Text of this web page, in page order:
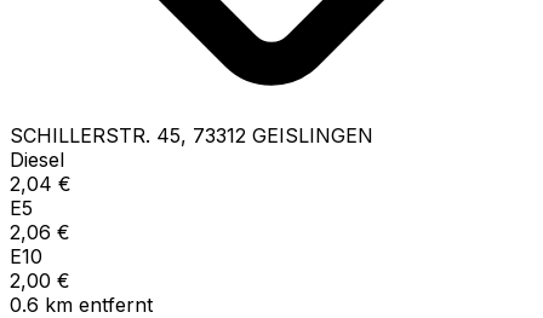
SCHILLERSTR. 45, 73312 GEISLINGEN
Diesel
2,04 €
E5
2,06 €
E10
2,00 €
0.6 km entfernt